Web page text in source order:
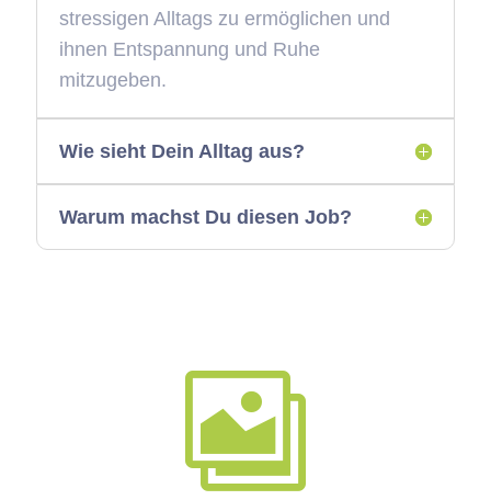
stressigen Alltags zu ermöglichen und
ihnen Entspannung und Ruhe
mitzugeben.
Wie sieht Dein Alltag aus?
Warum machst Du diesen Job?
